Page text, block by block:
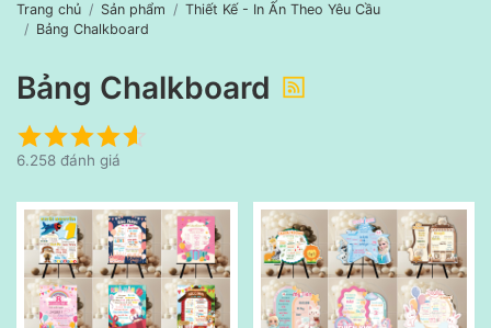
Trang chủ Sản phẩm
Thiết Kế - In Ấn Theo Yêu Cầu
Bảng Chalkboard
Bảng Chalkboard
6.258 đánh giá